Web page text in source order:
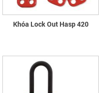
Khóa Lock Out Hasp 420